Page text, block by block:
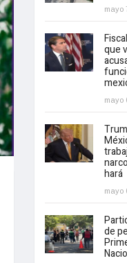
mayo
que
mayo
hará
mayo
de